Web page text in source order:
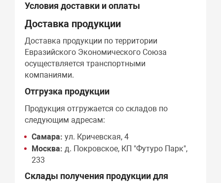
Условия доставки и оплаты
Доставка продукции
Доставка продукции по территории
Евразийского Экономического Союза
осуществляется транспортными
компаниями.
Отгрузка продукции
Продукция отгружается со складов по
следующим адресам:
Самара: ул. Кричевская, 4
Москва: д. Покровское, КП "Футуро Парк",
233
Склады получения продукции для